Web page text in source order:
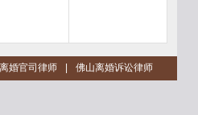
婚官司律师 佛山离婚诉讼律师